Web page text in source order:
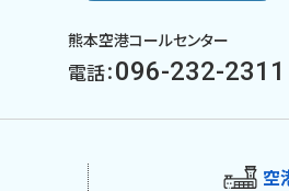
熊本空港コールセンター
電話：096-232-2311
空